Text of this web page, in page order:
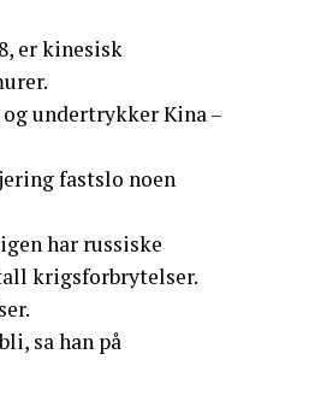
er kinesisk
undertrykker Kina –
fastslo noen
har russiske
krigsforbrytelser.
sa han på